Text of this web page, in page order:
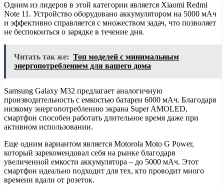
Одним из лидеров в этой категории является Xiaomi Redmi
Note 11. Устройство оборудовано аккумулятором на 5000 мАч
и эффективно справляется с множеством задач, что позволяет
не беспокоиться о зарядке в течение дня.
Читать так же: Топ моделей с минимальным
энергопотреблением для вашего дома
Samsung Galaxy M32 предлагает аналогичную
производительность с емкостью батареи 6000 мАч. Благодаря
низкому энергопотреблению экрана Super AMOLED,
смартфон способен работать длительное время даже при
активном использовании.
Еще одним вариантом является Motorola Moto G Power,
который зарекомендовал себя на рынке благодаря
увеличенной емкости аккумулятора – до 5000 мАч. Этот
смартфон идеально подходит для тех, кто проводит много
времени вдали от розеток.